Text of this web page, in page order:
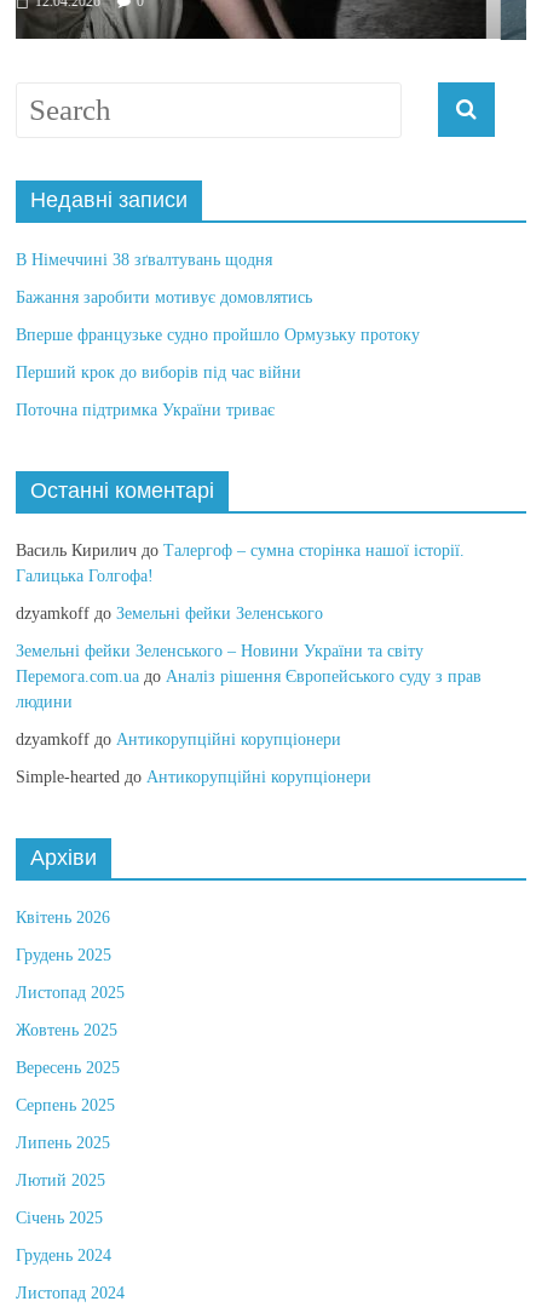
03.04.2026 0
Недавні записи
В Німеччині 38 зґвалтувань щодня
Бажання заробити мотивує домовлятись
Вперше французьке судно пройшло Ормузьку протоку
Перший крок до виборів під час війни
Поточна підтримка України триває
Останні коментарі
Василь Кирилич до Талергоф – сумна сторінка нашої історії.
Галицька Голгофа!
dzyamkoff доЗемельні фейки Зеленського
Земельні фейки Зеленського – Новини України та світу
Перемога.com.ua доАналіз рішення Європейського суду з прав
людини
dzyamkoff доАнтикорупційні корупціонери
Simple-hearted доАнтикорупційні корупціонери
Архіви
Квітень 2026
Грудень 2025
Листопад 2025
Жовтень 2025
Вересень 2025
Серпень 2025
Липень 2025
Лютий 2025
Січень 2025
Грудень 2024
Листопад 2024